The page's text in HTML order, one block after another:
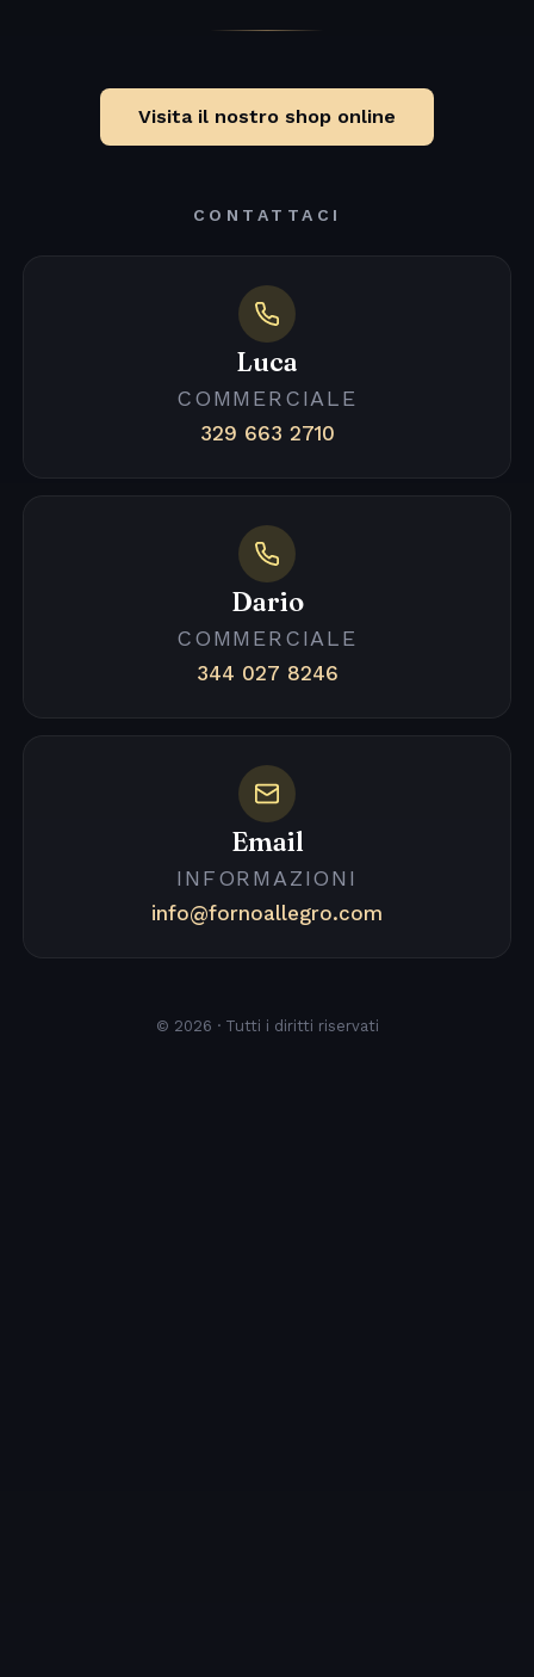
Visita il nostro shop online
CONTATTACI
Luca
COMMERCIALE
329 663 2710
Dario
COMMERCIALE
344 027 8246
Email
INFORMAZIONI
info@fornoallegro.com
© 2026 · Tutti i diritti riservati